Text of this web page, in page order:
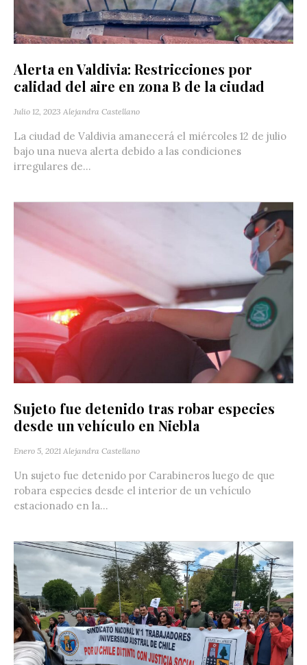
Alerta en Valdivia: Restricciones por
calidad del aire en zona B de la ciudad
Julio 12, 2023 Alejandra Castellano
La ciudad de Valdivia amanecerá el miércoles 12 de julio
bajo una nueva alerta debido a las condiciones
irregulares de...
Sujeto fue detenido tras robar especies
desde un vehículo en Niebla
Enero 5, 2021 Alejandra Castellano
Un sujeto fue detenido por Carabineros luego de que
robara especies desde el interior de un vehículo
estacionado en la...